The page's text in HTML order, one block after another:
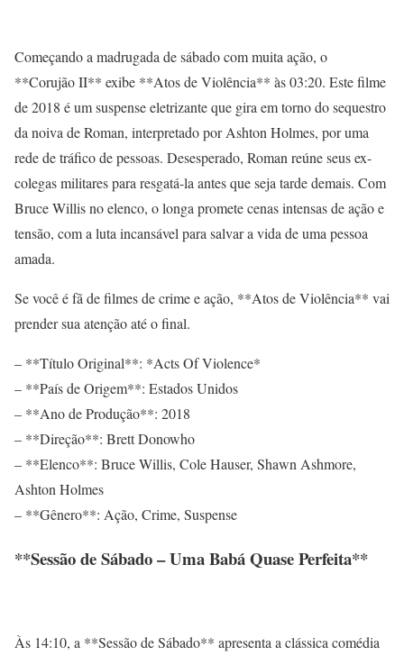
Começando a madrugada de sábado com muita ação, o
**Corujão II** exibe **Atos de Violência** às 03:20. Este filme
de 2018 é um suspense eletrizante que gira em torno do sequestro
da noiva de Roman, interpretado por Ashton Holmes, por uma
rede de tráfico de pessoas. Desesperado, Roman reúne seus ex-
colegas militares para resgatá-la antes que seja tarde demais. Com
Bruce Willis no elenco, o longa promete cenas intensas de ação e
tensão, com a luta incansável para salvar a vida de uma pessoa
amada.
Se você é fã de filmes de crime e ação, **Atos de Violência** vai
prender sua atenção até o final.
– **Título Original**: *Acts Of Violence*
– **País de Origem**: Estados Unidos
– **Ano de Produção**: 2018
– **Direção**: Brett Donowho
– **Elenco**: Bruce Willis, Cole Hauser, Shawn Ashmore,
Ashton Holmes
– **Gênero**: Ação, Crime, Suspense
**Sessão de Sábado – Uma Babá Quase Perfeita**
Às 14:10, a **Sessão de Sábado** apresenta a clássica comédia